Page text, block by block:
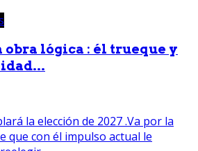
obra lógica : él trueque y